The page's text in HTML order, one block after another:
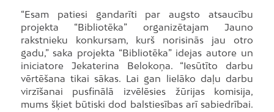
“Esam patiesi gandarīti par augsto atsaucību
projekta “Bibliotēka” organizētajam Jauno
rakstnieku konkursam, kurš norisinās jau otro
gadu,” saka projekta “Bibliotēka” idejas autore un
iniciatore Jekaterina Belokoņa. “Iesūtīto darbu
vērtēšana tikai sākas. Lai gan lielāko daļu darbu
virzīšanai pusfinālā izvēlēsies žūrijas komisija,
mums šķiet būtiski dod balstiesības arī sabiedrībai.